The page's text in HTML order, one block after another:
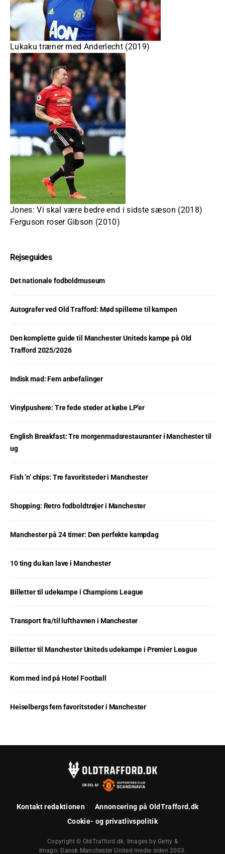
Lukaku træner med Anderlecht (2019)
Jones: Vi skal være bedre end i sidste sæson (2018)
Ferguson roser Gibson (2010)
Rejseguides
Det nationale fodboldmuseum
Autografer ved Old Trafford: Mød spillerne til kampen
Den komplette guide til Manchester Uniteds kampe på Old
Trafford 2025/2026
Indisk mad: Fem anbefalinger
Vinylpushere: Tre fede steder at købe LP’er
English Breakfast: Tre morgenmadsrestauranter i Manchester til
ug
Fish ’n’ chips: Tre favoritsteder i Manchester
Shopping: Retro fodboldtrøjer i Manchester
Manchester på 24 timer: Den perfekte kampdag
10 ting du kan lave i Manchester
Billetter til udekampe i Champions League
Transport fra/til lufthavnen i Manchester
Billetter til Manchester Uniteds udekampe i Premier League
Kom med ind på Hotel Football
Heiselbergs fem favoritsteder i Manchester
Kontakt redaktionen
Annoncering på OldTrafford.dk
Cookie- og privatlivspolitik
Copyright © OldTrafford.dk. Images by Getty &
Imago. Dansk Manchester United medie siden 2003.